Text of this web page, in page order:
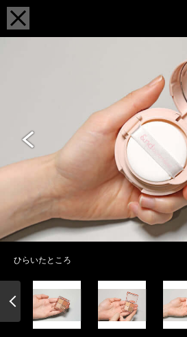
ひらいたところ